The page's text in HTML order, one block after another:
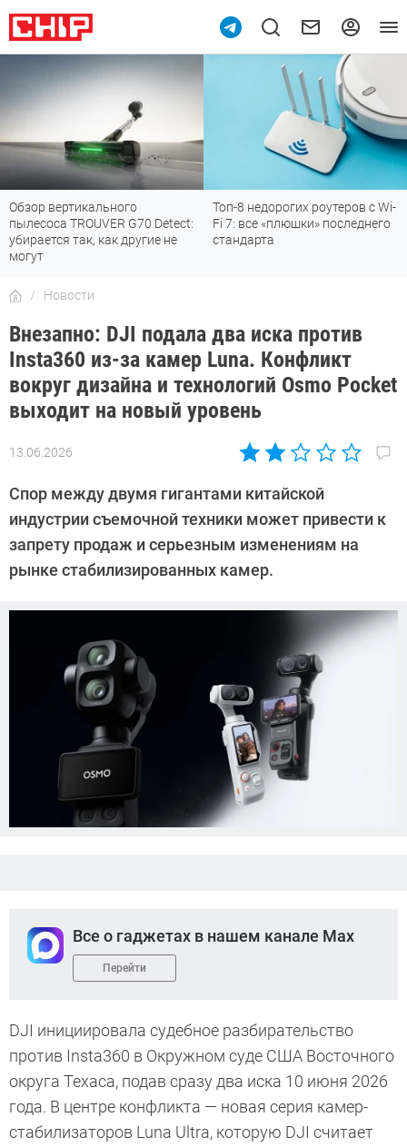
Обзор вертикального
пылесоса TROUVER G70 Detect:
убирается так, как другие не
могут
Топ-8 недорогих роутеров с Wi-
Fi 7: все «плюшки» последнего
стандарта
Новости
Внезапно: DJI подала два иска против
Insta360 из-за камер Luna. Конфликт
вокруг дизайна и технологий Osmo Pocket
выходит на новый уровень
13.06.2026
Автор:
Довлатова
Спор между двумя гигантами китайской
индустрии съемочной техники может привести к
запрету продаж и серьезным изменениям на
рынке стабилизированных камер.
Все о гаджетах в нашем канале Max
Перейти
DJI инициировала судебное разбирательство
против Insta360 в Окружном суде США Восточного
округа Техаса, подав сразу два иска 10 июня 2026
года. В центре конфликта — новая серия камер-
стабилизаторов Luna Ultra, которую DJI считает